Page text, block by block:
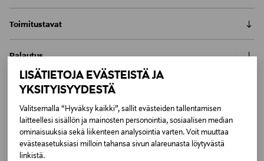
LISÄTIETOJA EVÄSTEISTÄ JA
YKSITYISYYDESTÄ
Valitsemalla “Hyväksy kaikki”, sallit evästeiden tallentamisen
laitteellesi sisällön ja mainosten personointia, sosiaalisen median
ominaisuuksia sekä liikenteen analysointia varten. Voit muuttaa
evästeasetuksiasi milloin tahansa sivun alareunasta löytyvästä
linkistä.
antaa tuuheutta ja rakennetta veltoille hiuksille.
Tuotenumero
137897016
Pakkauskoko
145 ml
Hiustyyppi
Toimitustavat
Toimitus automaattiin tai noutopisteeseen
0,00 € – 4,90 €
Kotiinkuljetus
7,90 €–50,00 € kuljetusyhtiöstä ja tuotteen koosta riippuen
Pikatoimitus Wolt
Palautus
Meille on hyvin tärkeää, että olet tyytyväinen tilaukseesi. Voit
palauttaa tilaamasi tuotteen 30 vuorokauden kuluessa
tuotteen vastaanottamisesta. Kosmetiikka- ja
luontaistuotepakkaukset tulee palauttaa avaamattomissa
alkuperäispakkauksissaan ja palautettavan tuotteen sinetin
tulee olla ehjä. Avattua tuotetta ei voi palauttaa.
SAATTAISIT TYKÄTÄ MYÖS
NÄISTÄ